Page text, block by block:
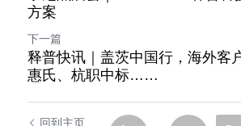
方案
下一篇
释普快讯｜盖茨中国行，海外客
惠氏、杭职中标……
回到主页